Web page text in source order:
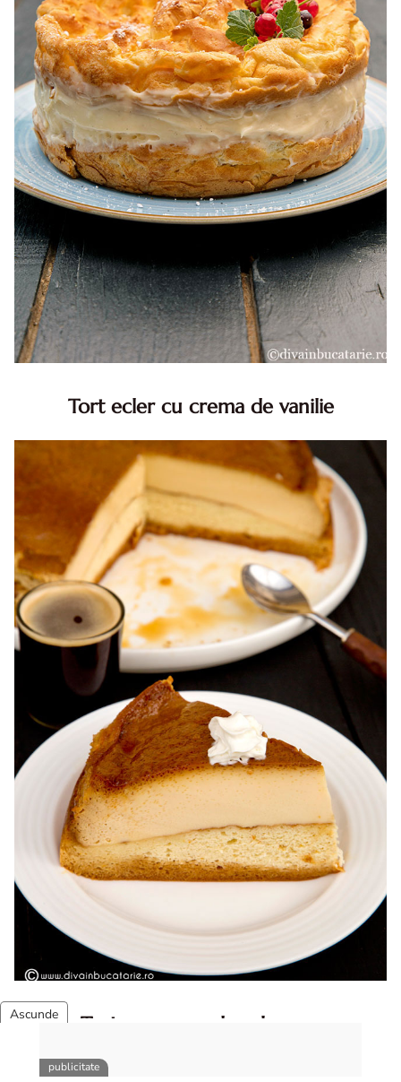
Tort ecler cu crema de vanilie
Reteta tort ecler. Tort ecler cu crema vanilie. Reteta
Karpatka
Tort cu crema de zahar ars
bunicii. Desi este o reteta veche ramane are inca mare